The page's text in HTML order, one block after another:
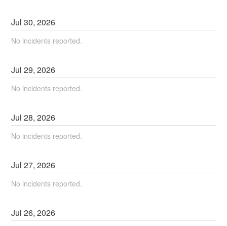
Jul30,2026
No incidents reported.
Jul29,2026
No incidents reported.
Jul28,2026
No incidents reported.
Jul27,2026
No incidents reported.
Jul26,2026